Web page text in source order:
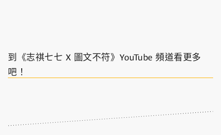
到《志祺七七 X 圖文不符》YouTube 頻道看更多
吧！